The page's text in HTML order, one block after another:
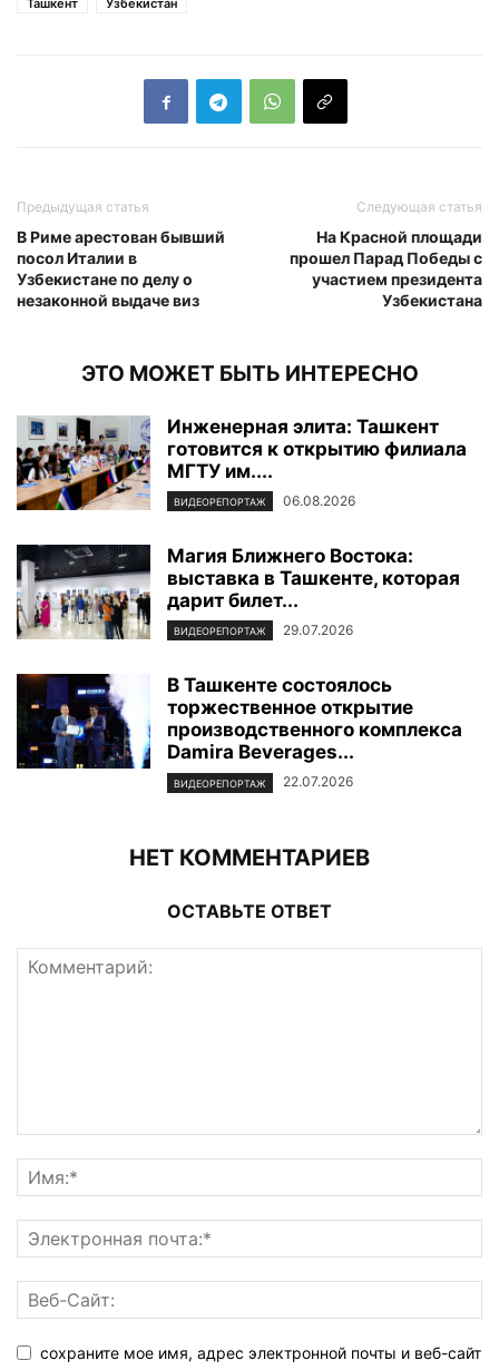
Ташкент
Узбекистан
Предыдущая статья
В Риме арестован бывший
посол Италии в
Узбекистане по делу о
незаконной выдаче виз
Следующая статья
На Красной площади
прошел Парад Победы с
участием президента
Узбекистана
ЭТО МОЖЕТ БЫТЬ ИНТЕРЕСНО
Инженерная элита: Ташкент
готовится к открытию филиала
МГТУ им....
ВИДЕОРЕПОРТАЖ 06.08.2026
Магия Ближнего Востока:
выставка в Ташкенте, которая
дарит билет...
ВИДЕОРЕПОРТАЖ 29.07.2026
В Ташкенте состоялось
торжественное открытие
производственного комплекса
Damira Beverages...
ВИДЕОРЕПОРТАЖ 22.07.2026
НЕТ КОММЕНТАРИЕВ
ОСТАВЬТЕ ОТВЕТ
сохраните мое имя, адрес электронной почты и веб-сайт